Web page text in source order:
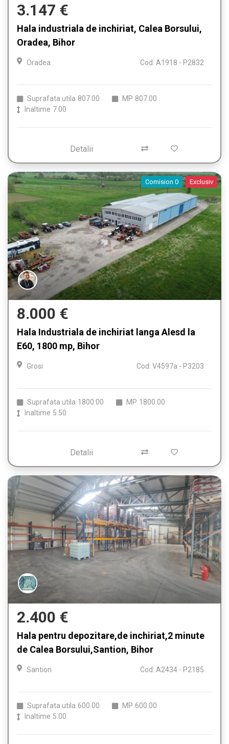
3.147 €
Hala industriala de inchiriat, Calea Borsului,
Oradea, Bihor
Oradea Cod: A1918 - P2832
Suprafata utila 807.00 MP 807.00
Inaltime 7.00
Detalii
Comision 0 Exclusiv
8.000 €
Hala Industriala de inchiriat langa Alesd la
E60, 1800 mp, Bihor
Grosi Cod: V4597a - P3203
Suprafata utila 1800.00 MP 1800.00
Inaltime 5.50
Detalii
2.400 €
Hala pentru depozitare,de inchiriat,2 minute
de Calea Borsului,Santion, Bihor
Santion Cod: A2434 - P2185
Suprafata utila 600.00 MP 600.00
Inaltime 5.00